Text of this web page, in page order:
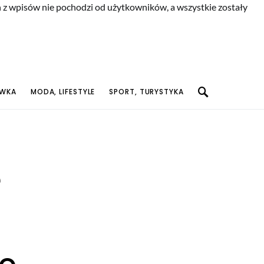
wpisów nie pochodzi od użytkowników, a wszystkie zostały
MODA, LIFESTYLE SPORT, TURYSTYKA